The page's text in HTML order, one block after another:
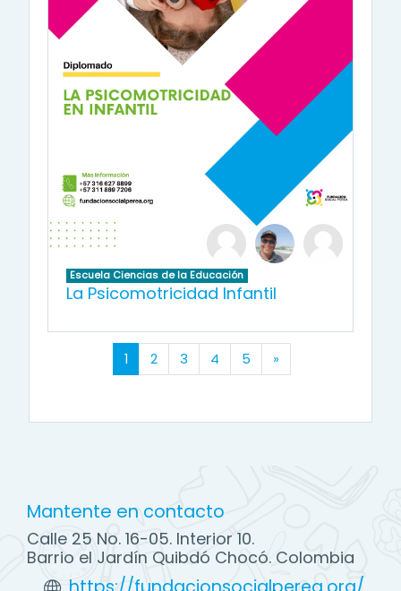
Escuela Ciencias de la Educación
La Psicomotricidad Infantil
1(actual)
2 3 4 5 »
Mantente en contacto
Calle 25 No. 16-05. Interior 10.
Barrio el Jardín Quibdó Chocó. Colombia